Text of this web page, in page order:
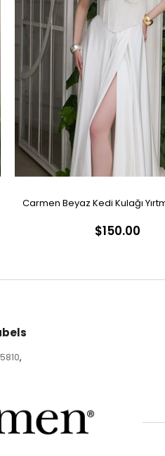
Carmen Beyaz Kedi Kulağı
Nikah Elbisesi
$150.00
,